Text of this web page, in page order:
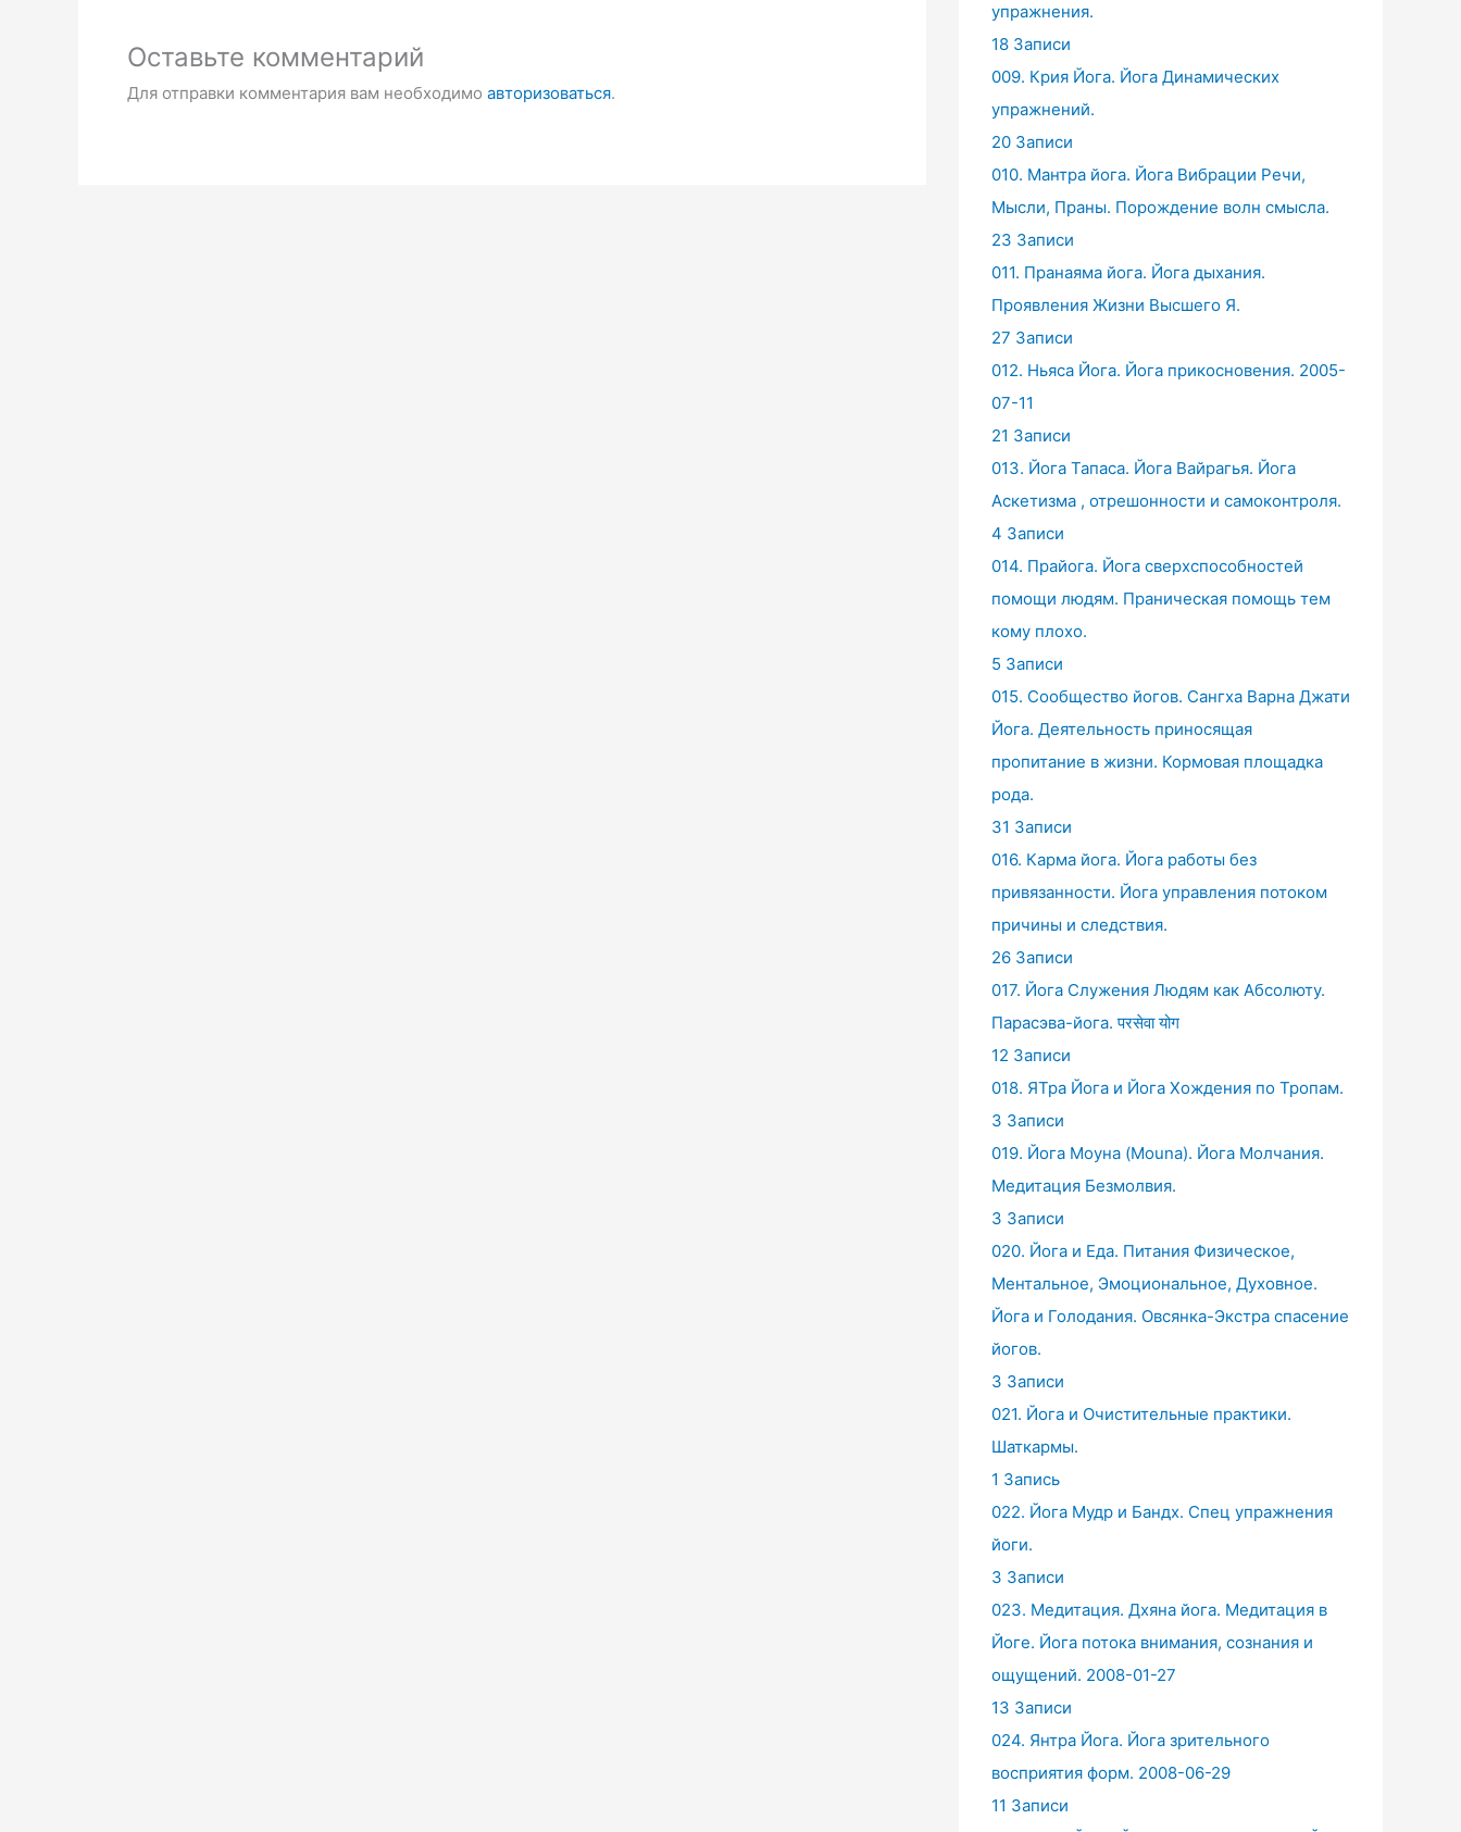
Оставьте комментарий
Для отправки комментария вам необходимо авторизоваться.
упражнения.
18 Записи
009. Крия Йога. Йога Динамических
упражнений.
20 Записи
010. Мантра йога. Йога Вибрации Речи,
Мысли, Праны. Порождение волн смысла.
23 Записи
011. Пранаяма йога. Йога дыхания.
Проявления Жизни Высшего Я.
27 Записи
012. Ньяса Йога. Йога прикосновения. 2005-
07-11
21 Записи
013. Йога Тапаса. Йога Вайрагья. Йога
Аскетизма , отрешонности и самоконтроля.
4 Записи
014. Прайога. Йога сверхспособностей
помощи людям. Праническая помощь тем
кому плохо.
5 Записи
015. Сообщество йогов. Сангха Варна Джати
Йога. Деятельность приносящая
пропитание в жизни. Кормовая площадка
рода.
31 Записи
016. Карма йога. Йога работы без
привязанности. Йога управления потоком
причины и следствия.
26 Записи
017. Йога Служения Людям как Абсолюту.
Парасэва-йога. परसेवा योग
12 Записи
018. ЯТра Йога и Йога Хождения по Тропам.
3 Записи
019. Йога Моуна (Mouna). Йога Молчания.
Медитация Безмолвия.
3 Записи
020. Йога и Еда. Питания Физическое,
Ментальное, Эмоциональное, Духовное.
Йога и Голодания. Овсянка-Экстра спасение
йогов.
3 Записи
021. Йога и Очистительные практики.
Шаткармы.
1 Запись
022. Йога Мудр и Бандх. Спец упражнения
йоги.
3 Записи
023. Медитация. Дхяна йога. Медитация в
Йоге. Йога потока внимания, сознания и
ощущений. 2008-01-27
13 Записи
024. Янтра Йога. Йога зрительного
восприятия форм. 2008-06-29
11 Записи